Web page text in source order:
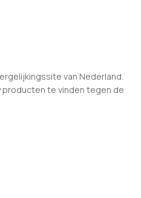
van Nederland.
te vinden tegen de